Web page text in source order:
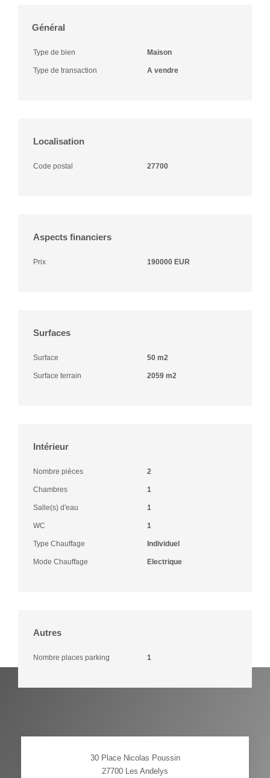
Général
Type de bien Maison
Type de transaction A vendre
Localisation
Code postal 27700
Aspects financiers
Prix 190000 EUR
Surfaces
Surface 50 m2
Surface terrain 2059 m2
Intérieur
Nombre pièces 2
Chambres 1
Salle(s) d'eau 1
WC 1
Type Chauffage Individuel
Mode Chauffage Electrique
Autres
Nombre places parking 1
30 Place Nicolas Poussin
27700 Les Andelys